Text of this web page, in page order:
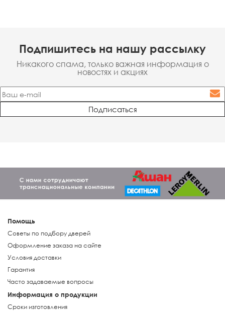
Подпишитесь на нашу рассылку
Никакого спама, только важная информация о
новостях и акциях
Помощь
Советы по подбору дверей
Оформление заказа на сайте
Условия доставки
Гарантия
Часто задаваемые вопросы
Информация о продукции
Сроки изготовления